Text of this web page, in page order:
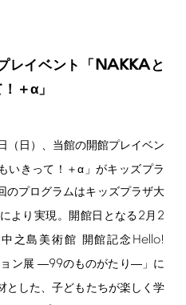
レイベント「 NAKKAと
＋α」
（日）、当館の開館プレイベン
いきって！＋α」がキッズプラ
のプログラムはキッズプラザ大
より実現。開館日となる2月 2
之島美術館 開館記念Hello!
ョン展 ―99のものがたり―」に
とした、子どもたちが楽しく学